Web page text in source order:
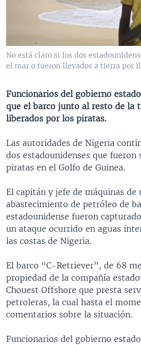
VENEZUELA
NICARAGUA
ENTRETENIMIENTO Y CULTURA
TECNOLOGÍA
DEPORTES
FOTOGRAFÍA
AUDIOS
EL MUNDO AL DÍA
FORO INTERAMERICANO
LAS CLAVES
PANORAMA
RADIO
AVANCE INFORMATIVO
BUENOS DÍAS AMÉRICA
ESTADOS UNIDOS AL DÍA
FORO [RADIO]
NOTA ECONÓMICA
ENTRETENIMIENTO
DIRECT
Learning English
No está claro si los dos
el mar o fueron llevados a tierra por
Funcionarios del gobierno
que el barco junto al resto de la
liberados por los piratas.
Las autoridades de Nigeria
dos estadounidenses que fueron
piratas en el Golfo de Guinea.
El capitán y jefe de máquinas de
abastecimiento de petróleo de
estadounidense fueron
un ataque ocurrido en aguas
las costas de Nigeria.
El barco “C-Retriever”, de 68
propiedad de la compañía
Chouest Offshore que presta
petroleras, la cual hasta el
comentarios sobre la situación.
Funcionarios del gobierno